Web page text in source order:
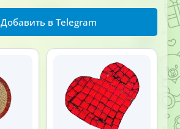
Добавить в Telegram